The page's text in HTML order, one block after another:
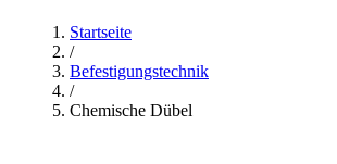
Startseite
/
Befestigungstechnik
/
Chemische Dübel